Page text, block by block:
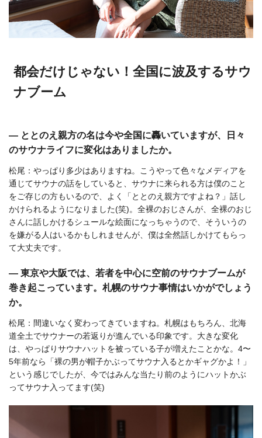
都会だけじゃない！全国に波及するサウ
ナブーム
― ととのえ親方の名は今や全国に轟いていますが、日々
のサウナライフに変化はありましたか。
松尾：やっぱり多少はありますね。こうやって色々なメディアを
通じてサウナの話をしていると、サウナに来られる方は僕のこと
をご存じの方もいるので、よく「ととのえ親方ですよね？」話し
かけられるようになりました(笑)。全裸のおじさんが、全裸のおじ
さんに話しかけるシュールな絵面になっちゃうので、そういうの
を嫌がる人はいるかもしれませんが、僕は全然話しかけてもらっ
て大丈夫です。
― 東京や大阪では、若者を中心に空前のサウナブームが
巻き起こっています。札幌のサウナ事情はいかがでしょう
か。
松尾：間違いなく変わってきていますね。札幌はもちろん、北海
道全土でサウナーの若返りが進んでいる印象です。大きな変化
は、やっぱりサウナハットを被っている子が増えたことかな。4〜
5年前なら「裸の男が帽子かぶってサウナ入るとかギャグかよ！」
という感じでしたが、今ではみんな当たり前のようにハットかぶ
ってサウナ入ってます(笑)